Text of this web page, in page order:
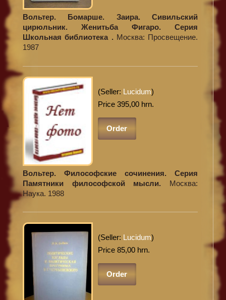
Вольтер. Бомарше. Заира. Сивильский
цирюльник. Женитьба Фигаро. Серия
Школьная библиотека . Москва: Просвещение.
1987
(Seller: Lucidum)
Price 395,00 hrn.
Order
Вольтер. Философские сочинения. Серия
Памятники философской мысли. Москва:
Наука. 1988
(Seller: Lucidum)
Price 85,00 hrn.
Order